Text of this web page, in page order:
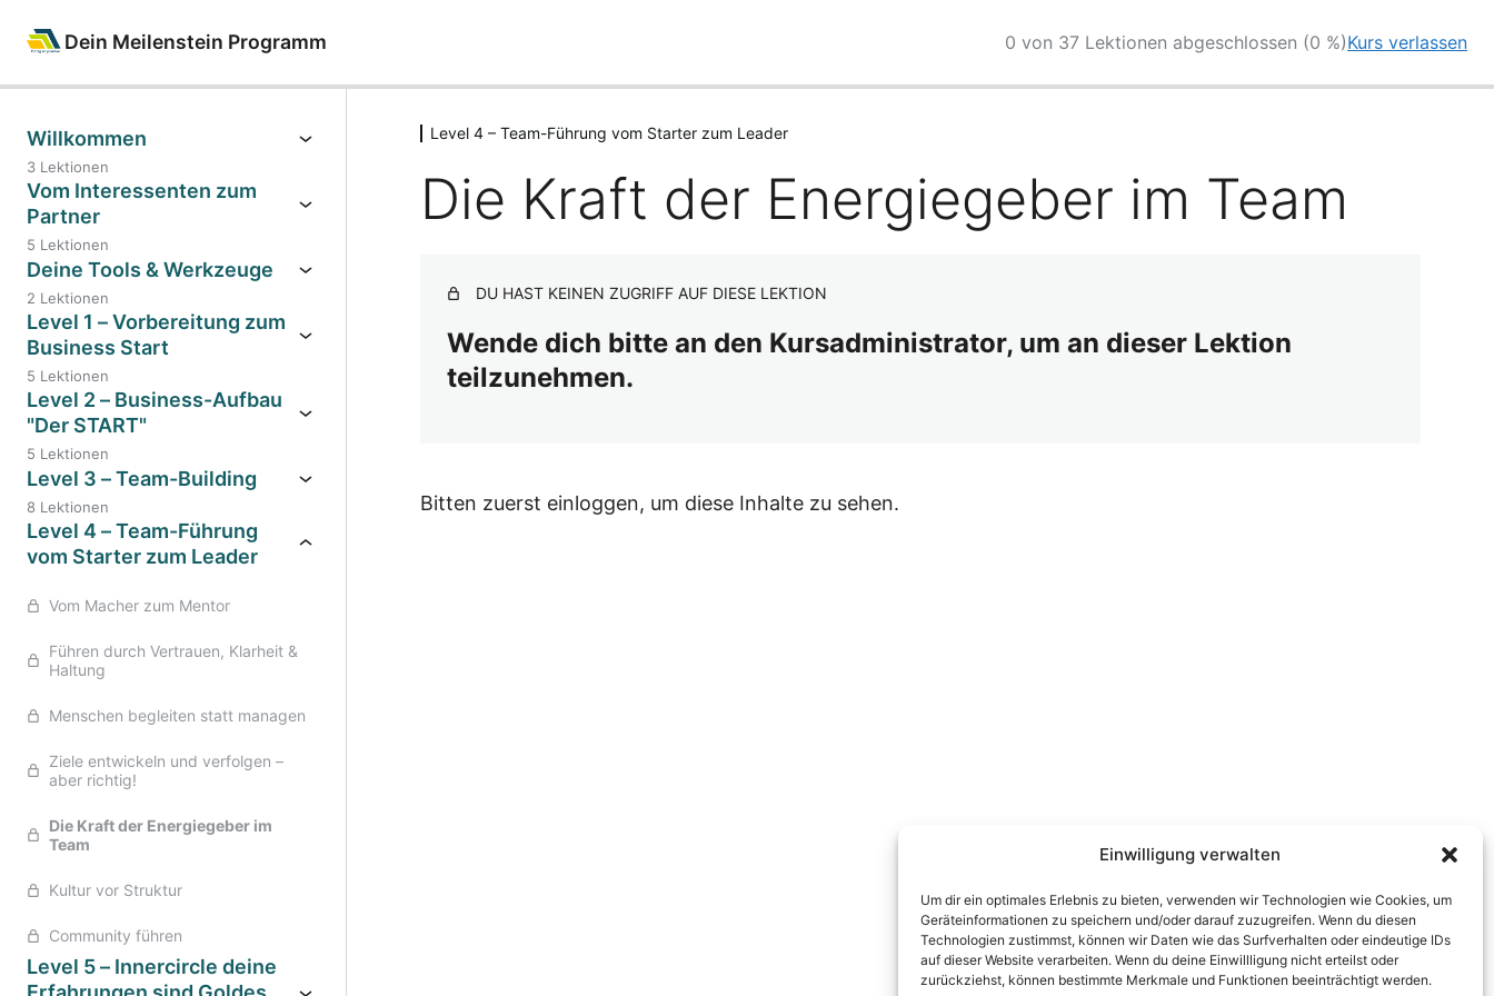
Einwilligung verwalten
Um dir ein optimales Erlebnis zu bieten, verwenden wir Technologien wie Cookies, um
Geräteinformationen zu speichern und/oder darauf zuzugreifen. Wenn du diesen
Technologien zustimmst, können wir Daten wie das Surfverhalten oder eindeutige IDs
auf dieser Website verarbeiten. Wenn du deine Einwillligung nicht erteilst oder
zurückziehst, können bestimmte Merkmale und Funktionen beeinträchtigt werden.
Dein Meilenstein Programm 0 von 37 Lektionen abgeschlossen (0 %)Kurs verlassen
Willkommen
3 Lektionen
Vom Interessenten zum
Partner
5 Lektionen
Deine Tools & Werkzeuge
2 Lektionen
Level 1 – Vorbereitung zum
Business Start
5 Lektionen
Level 2 – Business-Aufbau
"Der START"
5 Lektionen
Level 3 – Team-Building
8 Lektionen
Level 4 – Team-Führung
vom Starter zum Leader
Vom Macher zum Mentor
Führen durch Vertrauen, Klarheit &
Haltung
Menschen begleiten statt managen
Ziele entwickeln und verfolgen –
aber richtig!
Die Kraft der Energiegeber im
Team
Kultur vor Struktur
Community führen
Level 5 – Innercircle deine
Level 4 – Team-Führung vom Starter zum Leader
Die Kraft der Energiegeber im Team
DU HAST KEINEN ZUGRIFF AUF DIESE LEKTION
Wende dich bitte an den Kursadministrator, um an dieser Lektion
teilzunehmen.
Bitten zuerst einloggen, um diese Inhalte zu sehen.